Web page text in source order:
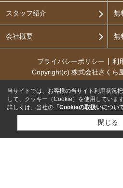
スタッフ紹介
会社概要
無
無
プライバシーポリシー 利
Copyright(c) 株式会社さくら
当サイトでは、お客様の当サイト利用状況
して、クッキー（Cookie）を使用しています
詳しくは、当社の 「Cookieの取扱いについ
閉じる